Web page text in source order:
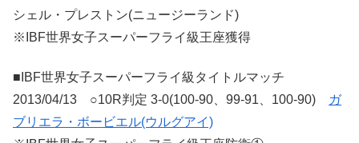
シェル・プレストン(ニュージーランド)
※IBF世界女子スーパーフライ級王座獲得
■IBF世界女子スーパーフライ級タイトルマッチ
2013/04/13 ○10R判定 3-0(100-90、99-91、100-90)
ガ
ブリエラ・ボービエル(ウルグアイ)